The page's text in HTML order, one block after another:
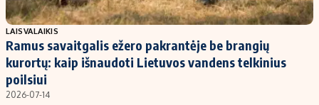
Populiarios temos
Investavimas
Akcijų rinka
Saulės elektrinės
Titulinis
Nedarbo išmokos skaičiuoklė
LAISVALAIKIS
Ramus savaitgalis ežero pakrantėje be brangių
kurortų: kaip išnaudoti Lietuvos vandens telkinius
poilsiui
2026-07-14